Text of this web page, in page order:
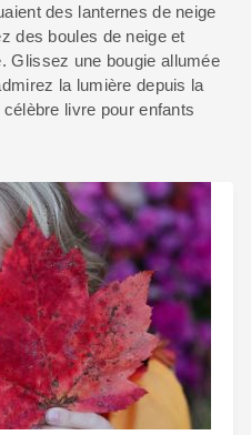
des lanternes de neige
des boules de neige et
Glissez une bougie allumée
la lumière depuis la
livre pour enfants